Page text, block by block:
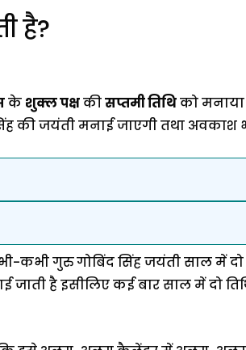
है?
के शुक्ल पक्षकीसप्तमी तिथिको मनाया
की जयंती मनाई जाएगी तथा अवकाश
कभी गुरु गोबिंद सिंह जयंती साल में
है इसीलिए कई बार साल में दो